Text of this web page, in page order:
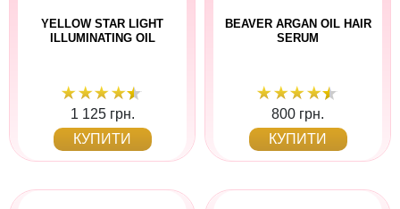
YELLOW STAR LIGHT
ILLUMINATING OIL
1 125 грн.
КУПИТИ
BEAVER ARGAN OIL HAIR
SERUM
800 грн.
КУПИТИ